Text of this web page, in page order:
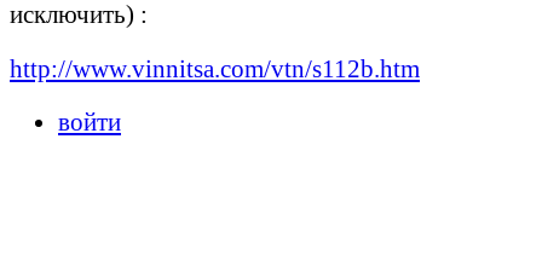
исключить) :
http://www.vinnitsa.com/vtn/s112b.htm
войти